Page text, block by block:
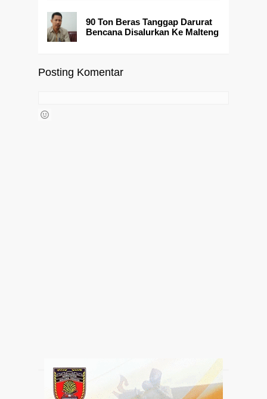
90 Ton Beras Tanggap Darurat
Bencana Disalurkan Ke Malteng
Posting Komentar